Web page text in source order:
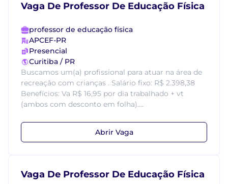
Vaga De Professor De Educação Física
professor de educação física
APCEF-PR
Presencial
Curitiba / PR
Buscamos um(a) profissional para atuar na área de
recreação com crianças . Salário fixo: R$ 2.398,38
Benefícios: Va R$ 16,95 por dia trabalhado + vt
(ambos com desconto em folha)....
Abrir Vaga
Vaga De Professor De Educação Física